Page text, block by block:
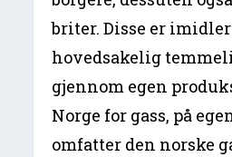
briter. Disse er
hovedsakelig
gjennom egen
Norge for gass, på
omfatter den norske